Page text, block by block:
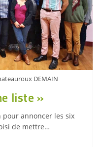
DEMAIN
liste »
pour annoncer les six
de mettre…